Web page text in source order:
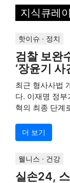
지식큐레
핫이슈 · 정치
검찰 보완
‘장윤기 사
최근 형사사법
다. 이재명 정부
혁의 최종 단계
더 보기
웰니스 · 건강
실손24,